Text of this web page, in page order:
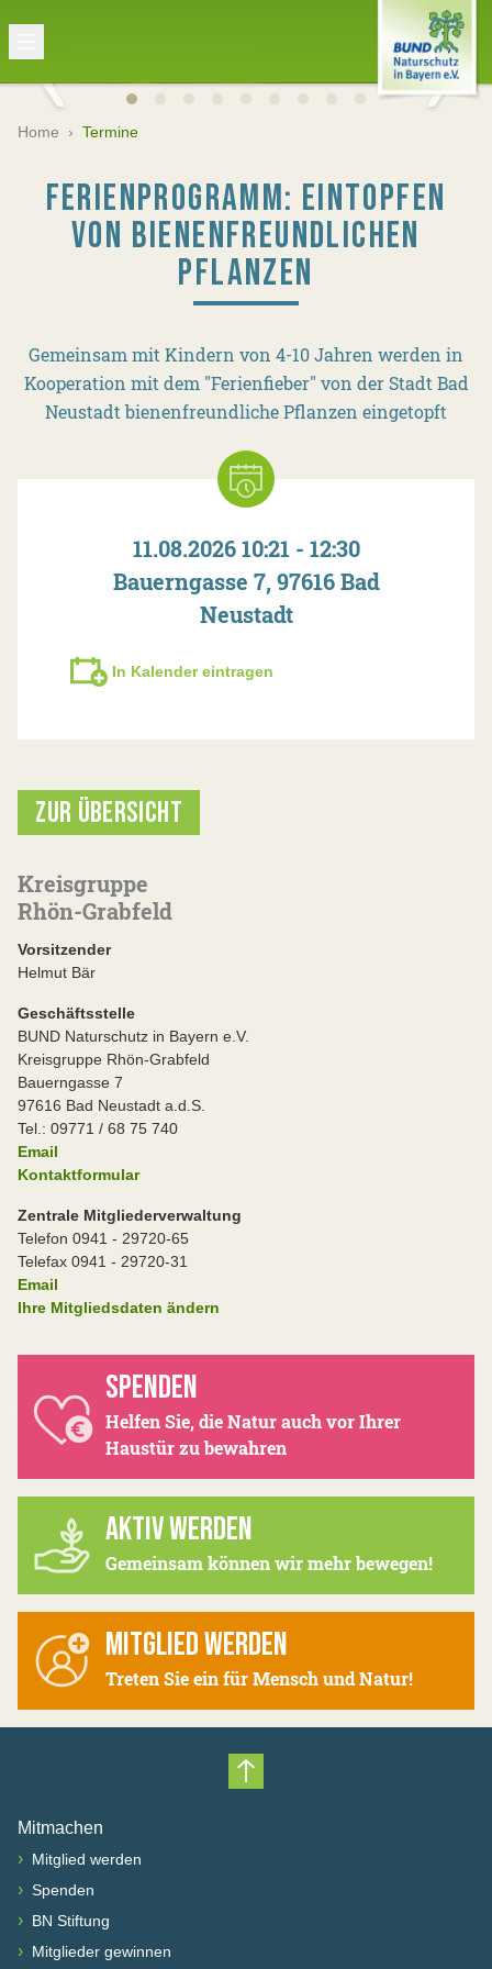
Home › Termine
FERIENPROGRAMM: EINTOPFEN
VON BIENENFREUNDLICHEN
PFLANZEN
Gemeinsam mit Kindern von 4-10 Jahren werden in
Kooperation mit dem "Ferienfieber" von der Stadt Bad
Neustadt bienenfreundliche Pflanzen eingetopft
11.08.2026 10:21 - 12:30
Bauerngasse 7, 97616 Bad
Neustadt
In Kalender eintragen
ZUR ÜBERSICHT
Kreisgruppe
Rhön-Grabfeld
Vorsitzender
Helmut Bär
Geschäftsstelle
BUND Naturschutz in Bayern e.V.
Kreisgruppe Rhön-Grabfeld
Bauerngasse 7
97616 Bad Neustadt a.d.S.
Tel.: 09771 / 68 75 740
Email
Kontaktformular
Zentrale Mitgliederverwaltung
Telefon 0941 - 29720-65
Telefax 0941 - 29720-31
Email
Ihre Mitgliedsdaten ändern
SPENDEN
Helfen Sie, die Natur auch vor Ihrer
Haustür zu bewahren
AKTIV WERDEN
Gemeinsam können wir mehr bewegen!
MITGLIED WERDEN
Treten Sie ein für Mensch und Natur!
Nach oben scrollen
Mitmachen
› Mitglied werden
› Spenden
› BN Stiftung
› Mitglieder gewinnen